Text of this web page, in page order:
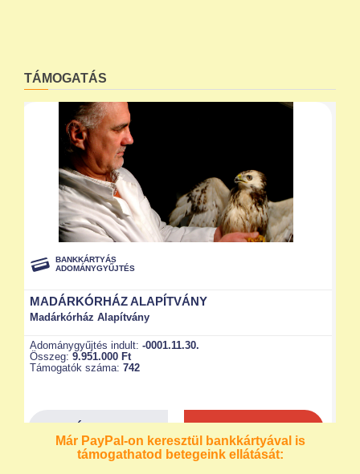
TÁMOGATÁS
Már PayPal-on keresztül bankkártyával is
támogathatod betegeink ellátását: